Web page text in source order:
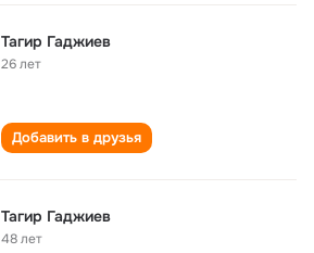
Тагир Гаджиев
26 лет
Добавить в друзья
Тагир Гаджиев
48 лет